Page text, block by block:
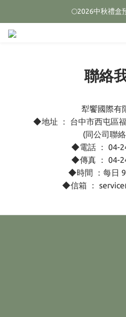
🌕2026中秋禮盒
🌕2026中秋禮盒
聯絡
犁饗國際有
◆地址 ： 台中市西屯區
(同公司聯
◆電話 ： 04-
◆傳真 ： 04-
◆時間 ：每日
◆信箱 ：